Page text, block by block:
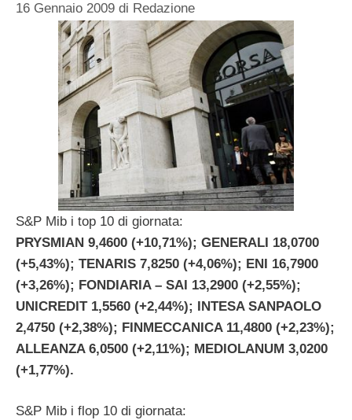
16 Gennaio 2009 di Redazione
S&P Mib i top 10 di giornata:
PRYSMIAN 9,4600 (+10,71%); GENERALI 18,0700
(+5,43%); TENARIS 7,8250 (+4,06%); ENI 16,7900
(+3,26%); FONDIARIA – SAI 13,2900 (+2,55%);
UNICREDIT 1,5560 (+2,44%); INTESA SANPAOLO
2,4750 (+2,38%); FINMECCANICA 11,4800 (+2,23%);
ALLEANZA 6,0500 (+2,11%); MEDIOLANUM 3,0200
(+1,77%).
S&P Mib i flop 10 di giornata: